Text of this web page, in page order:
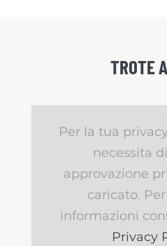
TROTE
Per la tua
necessita
approvazione
caricato.
informazioni
Privacy